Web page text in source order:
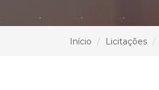
Início Licitações